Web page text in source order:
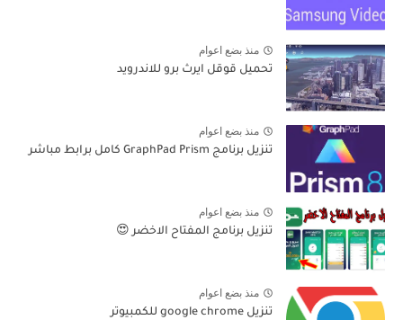
منذ بضع اعوام
تحميل قوقل ايرث برو للاندرويد
منذ بضع اعوام
تنزيل برنامج GraphPad Prism كامل برابط مباشر
منذ بضع اعوام
تنزيل برنامج المفتاح الاخضر 😍
منذ بضع اعوام
تنزيل google chrome للكمبيوتر